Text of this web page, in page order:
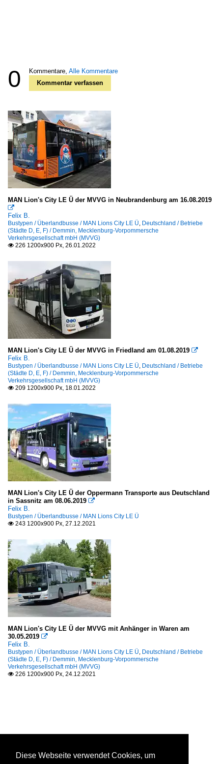
0 Kommentare, Alle Kommentare
Kommentar verfassen
MAN Lion's City LE Ü der MVVG in Neubrandenburg am 16.08.2019

Felix B.
Bustypen / Überlandbusse / MAN Lions City LE Ü, Deutschland / Betriebe
(Städte D, E, F) / Demmin, Mecklenburg-Vorpommersche
Verkehrsgesellschaft mbH (MVVG)
 226 1200x900 Px, 26.01.2022
MAN Lion's City LE Ü der MVVG in Friedland am 01.08.2019 
Felix B.
Bustypen / Überlandbusse / MAN Lions City LE Ü, Deutschland / Betriebe
(Städte D, E, F) / Demmin, Mecklenburg-Vorpommersche
Verkehrsgesellschaft mbH (MVVG)
 209 1200x900 Px, 18.01.2022
MAN Lion's City LE Ü der Oppermann Transporte aus Deutschland
in Sassnitz am 08.06.2019 
Felix B.
Bustypen / Überlandbusse / MAN Lions City LE Ü
 243 1200x900 Px, 27.12.2021
MAN Lion's City LE Ü der MVVG mit Anhänger in Waren am
30.05.2019 
Felix B.
Bustypen / Überlandbusse / MAN Lions City LE Ü, Deutschland / Betriebe
(Städte D, E, F) / Demmin, Mecklenburg-Vorpommersche
Verkehrsgesellschaft mbH (MVVG)
 226 1200x900 Px, 24.12.2021
Diese Webseite verwendet Cookies, um